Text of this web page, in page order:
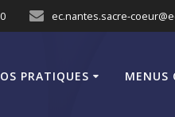
ec.nantes.sacre-
PRATIQUES MENUS